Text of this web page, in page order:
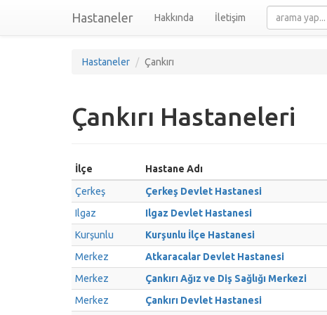
Hastaneler Hakkında İletişim
Hastaneler Çankırı
Çankırı Hastaneleri
İlçe
Hastane Adı
Çerkeş
Çerkeş Devlet Hastanesi
Ilgaz
Ilgaz Devlet Hastanesi
Kurşunlu
Kurşunlu İlçe Hastanesi
Merkez
Atkaracalar Devlet Hastanesi
Merkez
Çankırı Ağız ve Diş Sağlığı Merkezi
Merkez
Çankırı Devlet Hastanesi